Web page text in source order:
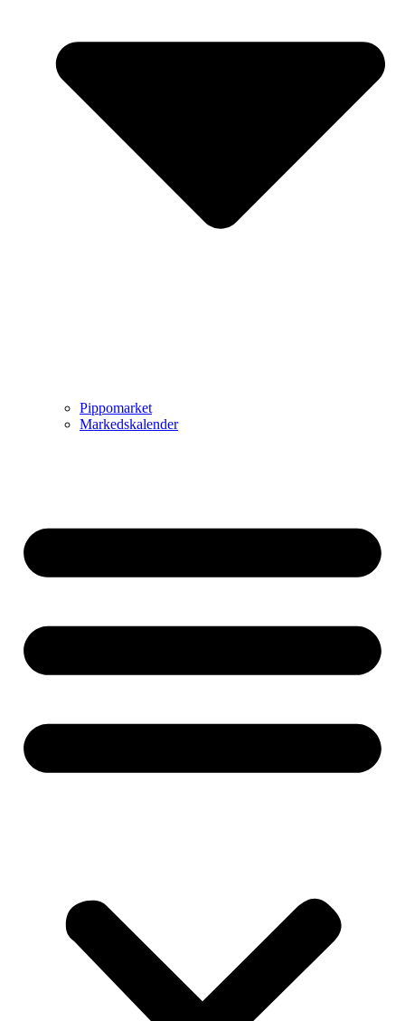
Pippomarket
Markedskalender